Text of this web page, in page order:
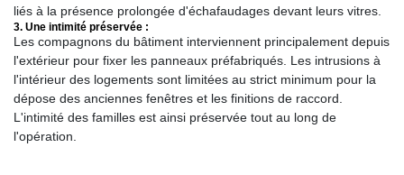
liés à la présence prolongée d'échafaudages devant leurs vitres.
3. Une intimité préservée :
Les compagnons du bâtiment interviennent principalement depuis
l'extérieur pour fixer les panneaux préfabriqués. Les intrusions à
l'intérieur des logements sont limitées au strict minimum pour la
dépose des anciennes fenêtres et les finitions de raccord.
L'intimité des familles est ainsi préservée tout au long de
l'opération.